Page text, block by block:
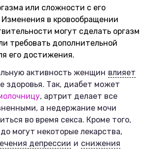
или сложности с его
в кровообращении
могут сделать оргазм
требовать дополнительной
его достижения.
активность женщин влияет
здоровья. Так, диабет может
, артрит делает все
а недержание мочи
во время секса. Кроме того,
могут некоторые лекарства,
депрессии и снижения